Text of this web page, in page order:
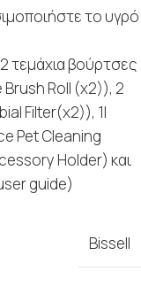
το υγρό
2 τεμάχια βούρτσες
Roll (x2)), 2
Filter(x2)), 1l
Pet Cleaning
Holder) και
guide)
Bissell